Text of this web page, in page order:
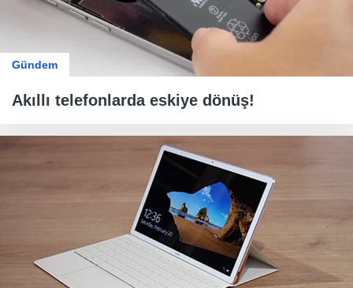
Gündem
Akıllı telefonlarda eskiye dönüş!